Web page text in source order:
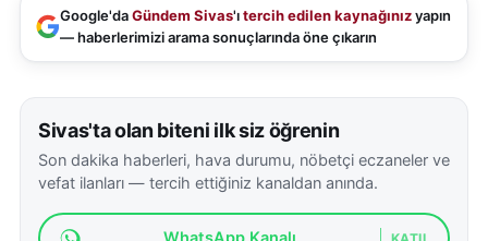
Google'daGündem Sivas'ıtercih edilen kaynağınızyapın
— haberlerimizi arama sonuçlarında öne çıkarın
Sivas'ta olan biteni ilk siz öğrenin
Son dakika haberleri, hava durumu, nöbetçi eczaneler ve
vefat ilanları — tercih ettiğiniz kanaldan anında.